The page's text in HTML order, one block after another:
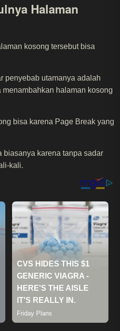
Halaman
kosong tersebut bisa
penyebab utamanya adalah
halaman kosong
bisa karena Page Break yang
biasanya karena tanpa sadar
kali.